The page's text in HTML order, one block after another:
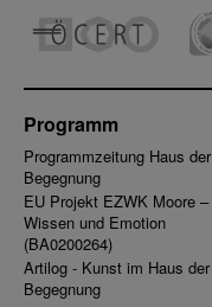
Programm
Programmzeitung Haus der
Begegnung
EU Projekt EZWK Moore –
Wissen und Emotion
(BA0200264)
Artilog - Kunst im Haus der
Begegnung